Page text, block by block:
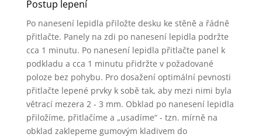
Postup lepení
Po nanesení lepidla přiložte desku ke stěně a řádně
přitlačte. Panely na zdi po nanesení lepidla podržte
cca 1 minutu. Po nanesení lepidla přitlačte panel k
podkladu a cca 1 minutu přidržte v požadované
poloze bez pohybu. Pro dosažení optimální pevnosti
přitlačte lepené prvky k sobě tak, aby mezi nimi byla
větrací mezera 2 - 3 mm. Obklad po nanesení lepidla
přiložíme, přitlačíme a „usadíme“ - tzn. mírně na
obklad zaklepeme gumovým kladivem do